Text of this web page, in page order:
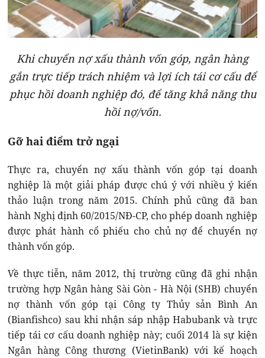
Khi chuyển nợ xấu thành vốn góp, ngân hàng
gắn trực tiếp trách nhiệm và lợi ích tái cơ cấu để
phục hồi doanh nghiệp đó, để tăng khả năng thu
hồi nợ/vốn.
Gỡ hai điểm trở ngại
Thực ra, chuyển nợ xấu thành vốn góp tại doanh
nghiệp là một giải pháp được chú ý với nhiều ý kiến
thảo luận trong năm 2015. Chính phủ cũng đã ban
hành Nghị định 60/2015/NĐ-CP, cho phép doanh nghiệp
được phát hành cổ phiếu cho chủ nợ để chuyển nợ
thành vốn góp.
Về thực tiễn, năm 2012, thị trường cũng đã ghi nhận
trường hợp Ngân hàng Sài Gòn - Hà Nội (SHB) chuyển
nợ thành vốn góp tại Công ty Thủy sản Bình An
(Bianfishco) sau khi nhận sáp nhập Habubank và trực
tiếp tái cơ cấu doanh nghiệp này; cuối 2014 là sự kiện
Ngân hàng Công thương (VietinBank) với kế hoạch